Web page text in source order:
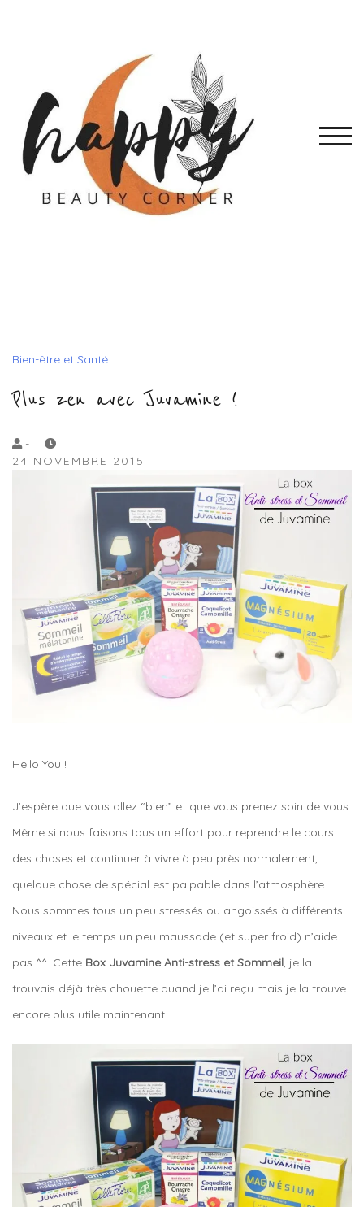
Bien-être et Santé
Plus zen avec Juvamine !
by
Lola
-
24 NOVEMBRE 2015
Hello You !
J’espère que vous allez “bien” et que vous prenez soin de vous.
Même si nous faisons tous un effort pour reprendre le cours
des choses et continuer à vivre à peu près normalement,
quelque chose de spécial est palpable dans l’atmosphère.
Nous sommes tous un peu stressés ou angoissés à différents
niveaux et le temps un peu maussade (et super froid) n’aide
pas ^^. Cette Box Juvamine Anti-stress et Sommeil, je la
trouvais déjà très chouette quand je l’ai reçu mais je la trouve
encore plus utile maintenant…